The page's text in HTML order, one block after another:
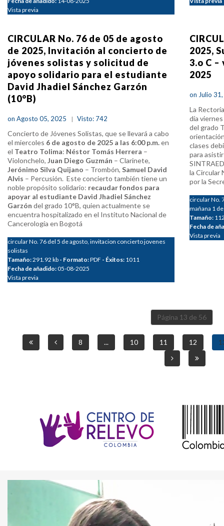
Vista previa
CIRCULAR No. 76 de 05 de agosto
de 2025, Invitación al concierto de
jóvenes solistas y solicitud de
apoyo solidario para el estudiante
David Jhadiel Sánchez Garzón
(10°B)
on Agosto 05, 2025 Visto: 742
Concierto de Jóvenes Solistas, que se llevará a cabo
el miercoles 6 de agosto de 2025 a las 6:00 p.m.en
el Teatro Tolima: Néstor Tomás Herrera –
Violonchelo, Juan Diego Guzmán – Clarinete,
Jerónimo Silva Quijano – Trombón, Samuel David
Alvis – Percusión. Este concierto también tiene un
noble propósito solidario: recaudar fondos para
apoyar al estudiante David Jhadiel Sánchez
Garzón del grado 10°B, quien actualmente se
encuentra hospitalizado en el Instituto Nacional de
Cancerología en Bogotá
circular No. 76 del 5 de agosto, invitacion concierto jovenes
solistas
Tamaño:291.92 kb - Formato:PDF - Éxitos: 1011
Fecha de añadido:05-08-2025
Vista previa
2025,
3.o C
2025
on Julio
La
día
del grado
clases
para
la Circular
por la
circular No.
mañana 1
Tamaño:
Fecha de
Vista previa
Página 13 de 56
8 ... 10 11 12